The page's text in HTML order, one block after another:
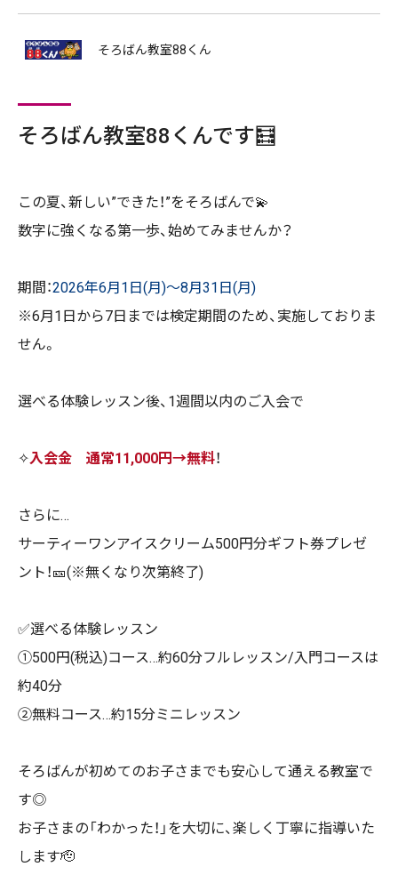
そろばん教室88くん
そろばん教室88くんです🧮
この夏、新しい”できた！”をそろばんで💫
数字に強くなる第一歩、始めてみませんか？
期間：2026年6月1日(月)～8月31日(月)
※6月1日から7日までは検定期間のため、実施しておりま
せん。
選べる体験レッスン後、1週間以内のご入会で
✧入会金 通常11,000円→無料！
さらに…
サーティーワンアイスクリーム500円分ギフト券プレゼ
ント！🎫(※無くなり次第終了)
✅選べる体験レッスン
①500円(税込)コース…約60分フルレッスン/入門コースは
約40分
②無料コース…約15分ミニレッスン
そろばんが初めてのお子さまでも安心して通える教室で
す◎
お子さまの「わかった！」を大切に、楽しく丁寧に指導いた
します🫡